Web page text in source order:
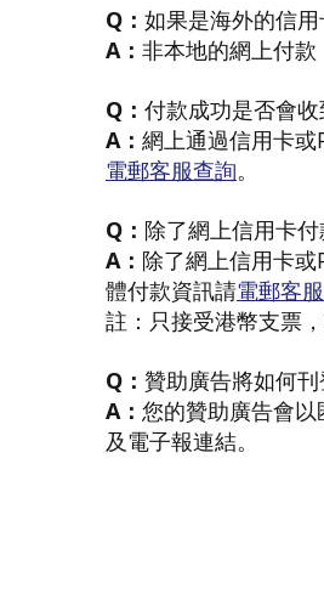
Q： 如果是海外的信
A： 非本地的網上付款
Q： 付款成功是否會
A： 網上通過信用卡
電郵客服查詢。
Q： 除了網上信用卡
A： 除了網上信用卡
體付款資訊請電郵客
註：只接受港幣支票，
Q： 贊助廣告將如何刊
A： 您的贊助廣告會
及電子報連結。